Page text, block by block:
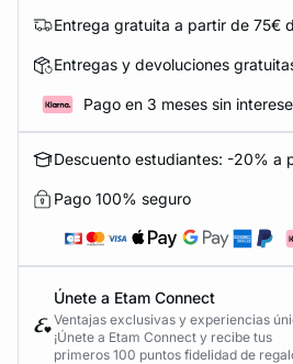
Entrega gratuita a partir de 75€
Entregas y devoluciones
Pago en 3 meses sin
Descuento estudiantes: -20% a
Pago 100% seguro
Únete a Etam Connect
Ventajas exclusivas y experiencias
¡Únete a Etam Connect y recibe tus
primeros 100 puntos fidelidad de